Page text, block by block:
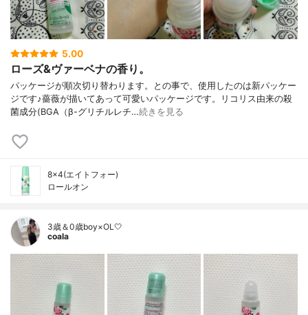
5.00
ローズ&ヴァーベナの香り。
パッケージが順次切り替わります。との事で、使用したのは新パッケー
ジです♪薔薇が描いてあって可愛いパッケージです。リコリス由来の殺
菌成分(BGA（β-グリチルレチ…続きを見る
8×4(エイトフォー)
ロールオン
3歳＆0歳boy×OL🤍
coala